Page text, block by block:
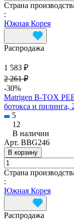
Страна
:
Южная Корея
Распродажа
1 583 ₽
2 261 ₽
-30%
Matrigen B-TOX
ботокса и пилинга,
5
12
В наличии
Арт. BBG246
В корзину
Страна
:
Южная Корея
Распродажа